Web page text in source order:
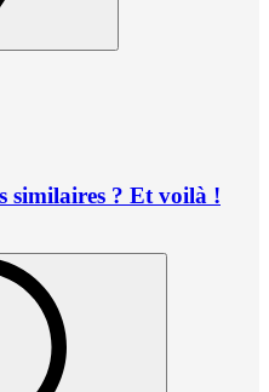
similaires ? Et voilà !